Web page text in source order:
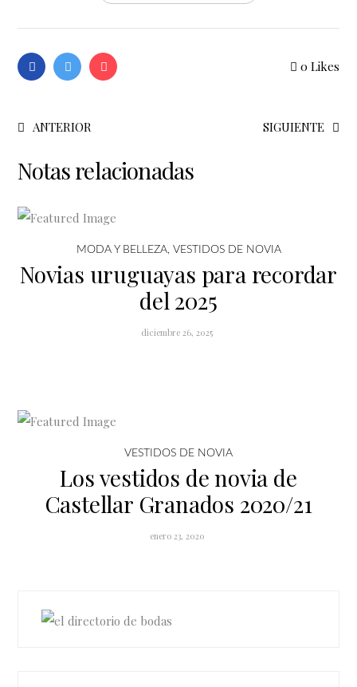
0 Likes
ANTERIOR SIGUIENTE
Notas relacionadas
MODA Y BELLEZA, VESTIDOS DE NOVIA
Novias uruguayas para recordar
del 2025
diciembre 26, 2025
VESTIDOS DE NOVIA
Los vestidos de novia de
Castellar Granados 2020/21
enero 23, 2020